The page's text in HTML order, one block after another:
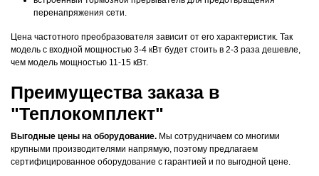
перенапряжения сети.
Цена частотного преобразователя зависит от его характеристик. Так
модель с входной мощностью 3-4 кВт будет стоить в 2-3 раза дешевле,
чем модель мощностью 11-15 кВт.
Преимущества заказа в
"Теплокомплект"
Выгодные цены на оборудование. Мы сотрудничаем со многими
крупными производителями напрямую, поэтому предлагаем
сертифицированное оборудование с гарантией и по выгодной цене.